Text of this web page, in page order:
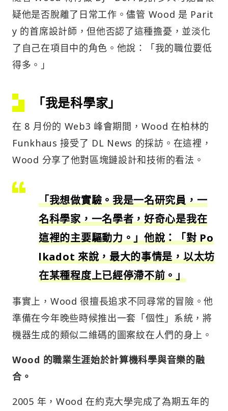
疑他是否脫離了日常工作。儘管 Wood 是 Parit
y 的首席設計師，但他否認了這種擔憂，並淡化
了自己在項目中的角色。他說：「我的職位要低
得多。」
「我是科學家」
在 8 月份的 Web3 峰會期間，Wood 在柏林的
Funkhaus 接受了 DL News 的採訪。在這裡，
Wood 分享了他對區塊鏈設計和技術的看法。
「我想做實驗。我是一名研究員，一
名科學家，一名學者，好奇心是我在
這裡的主要驅動力。」他說：「對 Po
lkadot 來說，最大的事情是，以太坊
在某種程度上已經停滯不前。」
事實上，Wood 很擅長追求不同尋常的冒險。他
準備在今年晚些時候推出一套「個性」系統，將
機器生成的類似二維碼的圖案紋在人們的身上。
Wood 的職業生涯始於計算機科學與音樂的融
合。
2005 年，Wood 在約克大學完成了為期五年的